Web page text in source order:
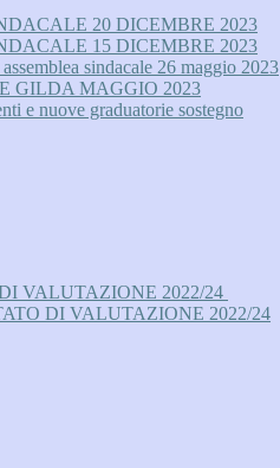
20 DICEMBRE 2023
15 DICEMBRE 2023
sindacale 26 maggio 2023
GILDA MAGGIO 2023
e nuove graduatorie sostegno
VALUTAZIONE 2022/24
DI VALUTAZIONE 2022/24